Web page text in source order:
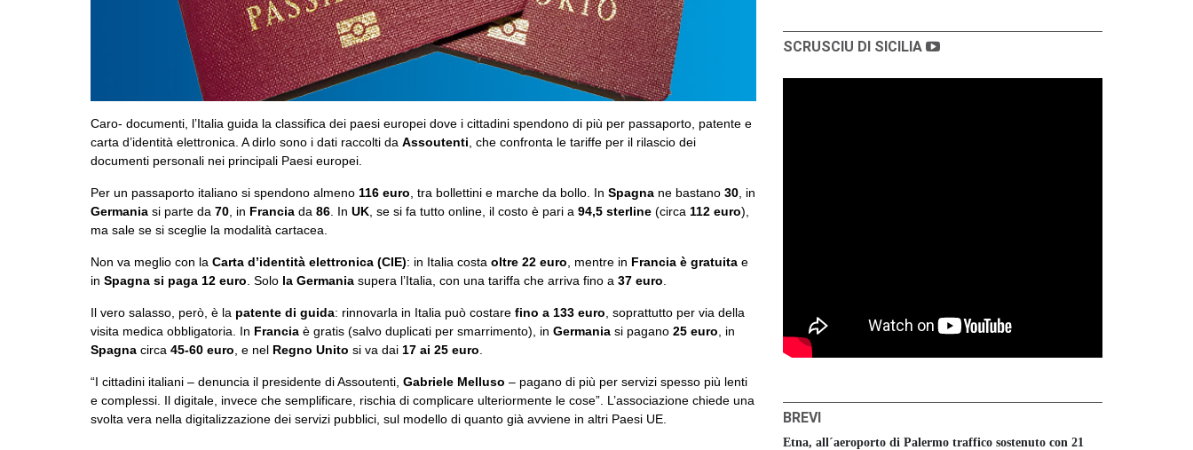
Caro- documenti, l’Italia guida la classifica dei paesi europei dove i cittadini spendono di più per passaporto, patente e
carta d’identità elettronica. A dirlo sono i dati raccolti da Assoutenti, che confronta le tariffe per il rilascio dei
documenti personali nei principali Paesi europei.
Per un passaporto italiano si spendono almeno 116 euro, tra bollettini e marche da bollo. In Spagna ne bastano 30, in
Germania si parte da 70, in Francia da 86. In UK, se si fa tutto online, il costo è pari a 94,5 sterline (circa 112 euro),
ma sale se si sceglie la modalità cartacea.
Non va meglio con la Carta d’identità elettronica (CIE): in Italia costa oltre 22 euro, mentre in Francia è gratuita e
in Spagna si paga 12 euro. Solo la Germania supera l’Italia, con una tariffa che arriva fino a 37 euro.
Il vero salasso, però, è la patente di guida: rinnovarla in Italia può costare fino a 133 euro, soprattutto per via della
visita medica obbligatoria. In Francia è gratis (salvo duplicati per smarrimento), in Germania si pagano 25 euro, in
Spagna circa 45-60 euro, e nel Regno Unito si va dai 17 ai 25 euro.
“I cittadini italiani – denuncia il presidente di Assoutenti, Gabriele Melluso – pagano di più per servizi spesso più lenti
e complessi. Il digitale, invece che semplificare, rischia di complicare ulteriormente le cose”. L’associazione chiede una
svolta vera nella digitalizzazione dei servizi pubblici, sul modello di quanto già avviene in altri Paesi UE.
SCRUSCIU DI SICILIA
BREVI
Etna, all´aeroporto di Palermo traffico sostenuto con 21